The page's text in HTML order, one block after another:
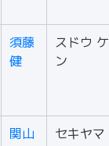
須藤
健
スドウ ケ
ン
関山
セキヤマ